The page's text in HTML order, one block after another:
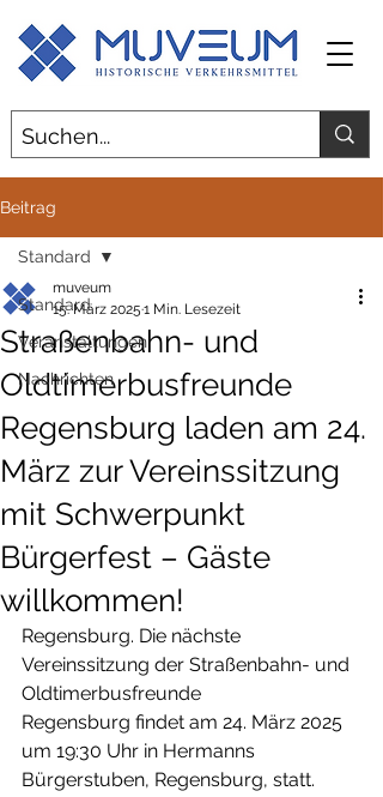
Beitrag
Standard
Veranstaltungen
Nachrichten
Standard
Straßenbahn- und
Oldtimerbusfreunde
Regensburg laden am 24.
März zur Vereinssitzung
mit Schwerpunkt
Bürgerfest – Gäste
willkommen!
muveum
15. März 2025 1 Min. Lesezeit
Regensburg. Die nächste
Vereinssitzung der Straßenbahn- und
Oldtimerbusfreunde
Regensburg findet am 24. März 2025
um 19:30 Uhr in Hermanns
Bürgerstuben, Regensburg, statt.